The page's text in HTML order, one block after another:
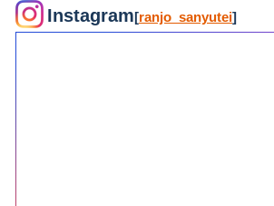
Instagram[ranjo_sanyutei]